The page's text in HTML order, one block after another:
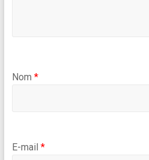
Nom *
E-mail *